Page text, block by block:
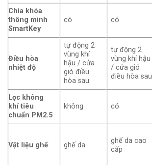
Chìa khóa
thông minh
SmartKey
có có
Điều hòa
nhiệt độ
tự động 2
vùng khí
hậu / cửa
gió điều
hòa sau
tự động 2
vùng khí hậu
/ cửa gió
điều hòa sau
Lọc không
khí tiêu
chuẩn PM2.5
không có
Vật liệu ghế ghế da
ghế da cao
cấp